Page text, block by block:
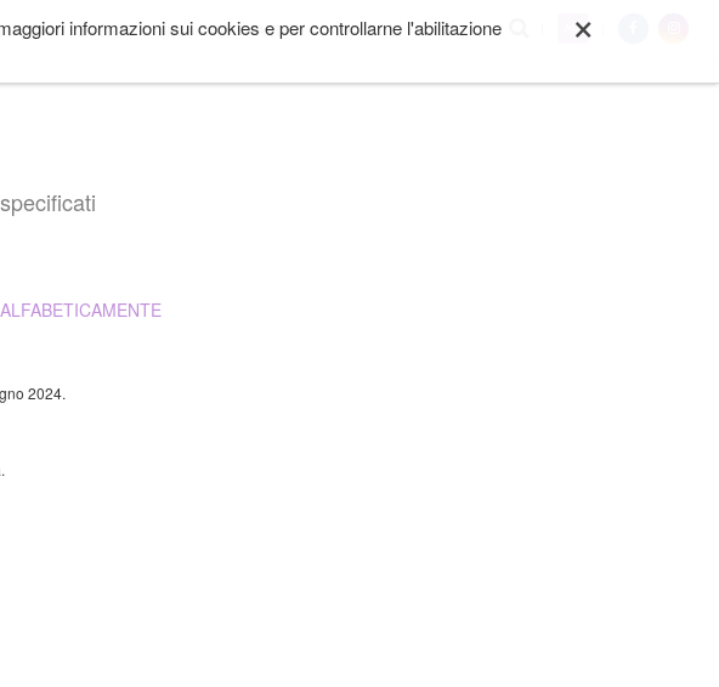
EVENTI CHI SIAMO ALTRO My
×
informazioni sui cookies e per controllarne l'abilitazione
ALFABETICAMENTE
2024.